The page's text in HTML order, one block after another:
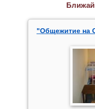
"Общежитие на